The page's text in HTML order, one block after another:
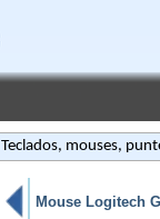
Teclados, mouses,
Mouse Logitech